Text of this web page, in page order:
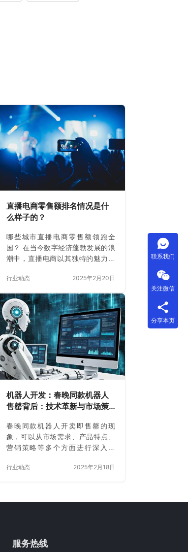
直播电商零售额排名情况是什
么样子的？
哪些城市直播电商零售额领跑全
国？ 在当今数字经济蓬勃发展的浪
潮中，直播电商以其独特的魅力和
的重要力量。那么，在众多的城市
跑全国呢？本文将为您揭晓答案。
近年来，直播电商行业在中国呈现
出井喷式的发展态势。各大城市纷
纷抢抓机遇，积极布局直播电商产
业，力求在这一新兴领域占据一席
之地。根据最新数据显示，一些主
流城市在直播电商零售额方面表现
尤为突出。 广州作为中国的南大门
期稳居全国前列。广州凭借其深厚
的商贸基础和完善…
行业动态 2025年2月20日
机器人开发：春晚同款机器人
售罄背后：技术革新与市场策
春晚同款机器人开卖即售罄的现
象，可以从市场需求、产品特点、
营销策略等多个方面进行深入分
及具体建议： 市场需求 技术好奇与
奇心日益增强。春晚同款机器人作
陪伴、工业制造、服务业等。消费
行业动态 2025年2月18日
服务热线
联系我们
关注微信
分享本页